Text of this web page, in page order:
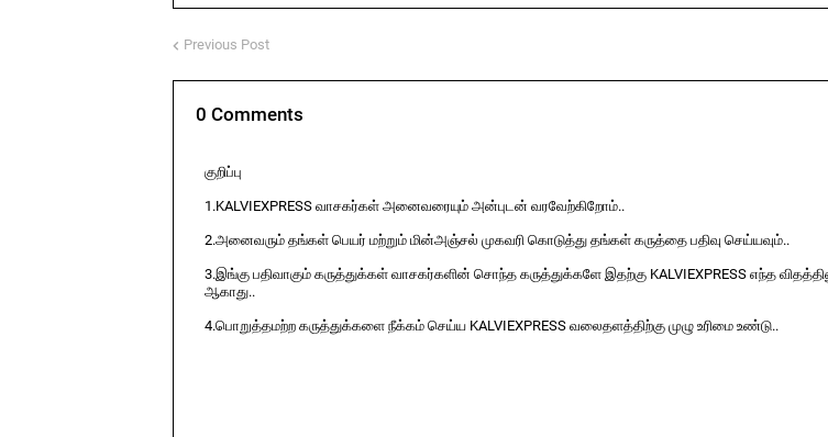
Previous Post
0 Comments
குறிப்பு
1.KALVIEXPRESS வாசகர்கள் அனைவரையும் அன்புடன் வரவேற்கிறோம்..
2.அனைவரும் தங்கள் பெயர் மற்றும் மின்அஞ்சல் முகவரி கொடுத்து தங்கள் கருத்தை பதிவு செய்யவும்..
3.இங்கு பதிவாகும் கருத்துக்கள் வாசகர்களின் சொந்த கருத்துக்களே இதற்கு KALVIEXPRESS எந்த
ஆகாது..
4.பொறுத்தமற்ற கருத்துக்களை நீக்கம் செய்ய KALVIEXPRESS வலைதளத்திற்கு முழு உரிமை உண்டு..